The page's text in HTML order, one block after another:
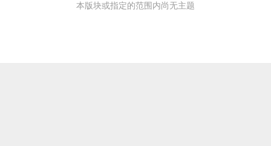
本版块或指定的范围内尚无主题